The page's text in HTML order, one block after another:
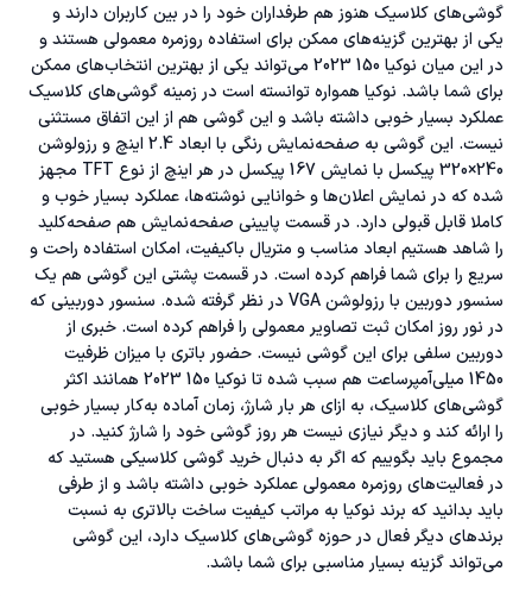
گوشی‌های کلاسیک هنوز هم طرفداران خود را در بین کاربران دارند و
یکی از بهترین گزینه‌های ممکن برای استفاده روزمره معمولی هستند و
در این میان نوکیا 150 2023 می‌تواند یکی از بهترین انتخاب‌های ممکن
برای شما باشد. نوکیا همواره توانسته است در زمینه گوشی‌های کلاسیک
عملکرد بسیار خوبی داشته باشد و این گوشی هم از این اتفاق مستثنی
نیست. این گوشی به صفحه‌نمایش رنگی با ابعاد 2.4 اینچ و رزولوشن
240×320 پیکسل با نمایش 167 پیکسل در هر اینچ از نوع TFT مجهز
شده که در نمایش اعلان‌ها و خوانایی نوشته‌ها، عملکرد بسیار خوب و
کاملا قابل قبولی دارد. در قسمت پایینی صفحه‌نمایش هم صفحه‌کلید
را شاهد هستیم ابعاد مناسب و متریال با‌کیفیت، امکان استفاده راحت و
سریع را برای شما فراهم کرده است. در قسمت پشتی این گوشی هم یک
سنسور دوربین با رزولوشن VGA در نظر گرفته شده. سنسور دوربینی که
در نور روز امکان ثبت تصاویر معمولی را فراهم کرده است. خبری از
دوربین سلفی برای این گوشی نیست. حضور باتری با میزان ظرفیت
1450 میلی‌آمپر‌ساعت هم سبب شده تا نوکیا 150 2023 همانند اکثر
گوشی‌های کلاسیک، به ازای هر بار شارژ، زمان آماده به‌کار بسیار خوبی
را ارائه کند و دیگر نیازی نیست هر روز گوشی خود را شارژ کنید. در
مجموع باید بگوییم که اگر به دنبال خرید گوشی کلاسیکی هستید که
در فعالیت‌های روزمره معمولی عملکرد خوبی داشته باشد و از طرفی
باید بدانید که برند نوکیا به مراتب کیفیت ساخت بالاتری به نسبت
برند‌های دیگر فعال در حوزه گوشی‌های کلاسیک دارد، این گوشی
می‌تواند گزینه بسیار مناسبی برای شما باشد.